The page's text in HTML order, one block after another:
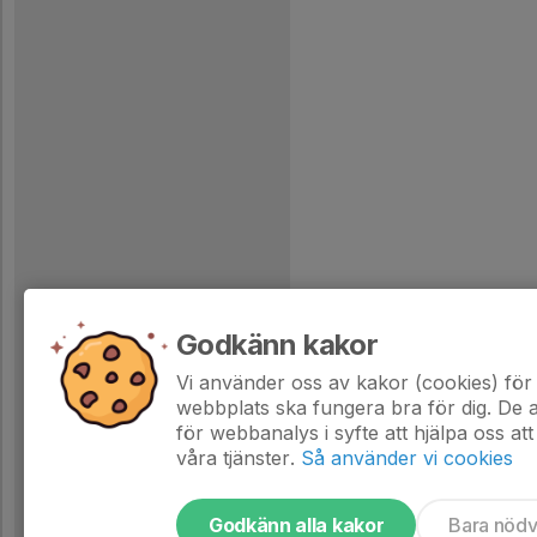
Godkänn kakor
Vi använder oss av kakor (cookies)
webbplats ska fungera bra för dig. De
för webbanalys i syfte att hjälpa oss
våra tjänster. Så använder vi cookies
Godkänn alla kakor Bara